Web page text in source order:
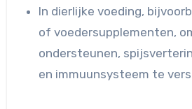
In dierlijke voeding, bijvoorbeeld paardenvoer
of voedersupplementen,
ondersteunen,
en immuunsysteem te